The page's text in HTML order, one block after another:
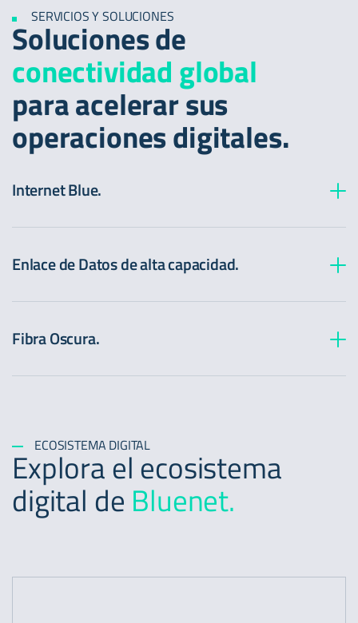
SERVICIOS Y SOLUCIONES
Soluciones de
conectividad global
para acelerar sus
operaciones digitales.
Internet Blue.
Enlace de Datos de alta capacidad.
Fibra Oscura.
ECOSISTEMA DIGITAL
Explora el ecosistema
digital de Bluenet.